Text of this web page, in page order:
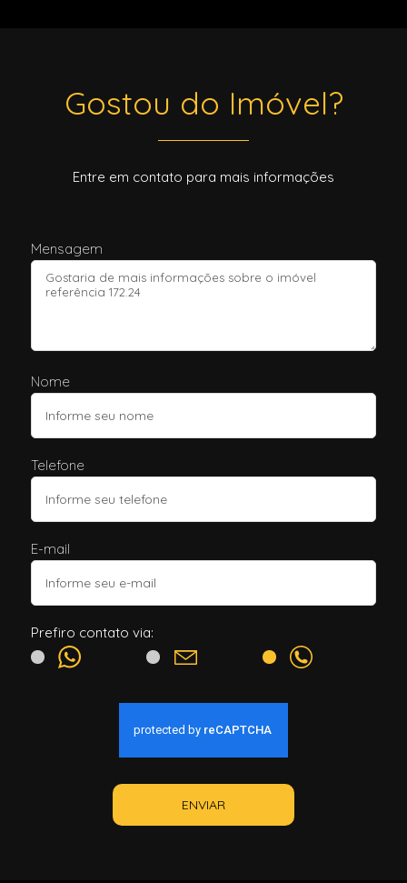
Gostou do Imóvel?
Entre em contato para mais informações
Mensagem
Nome
Telefone
E-mail
Prefiro contato via:
ENVIAR